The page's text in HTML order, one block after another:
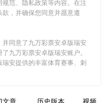
范、隐私政策等内容。在注
，并确保您同意并愿意遵
同意了九万彩票安卓版瑞安
九万彩票安卓版瑞安账户。
瑞安提供的丰富体育赛事、刺
文章 历史版本 视频